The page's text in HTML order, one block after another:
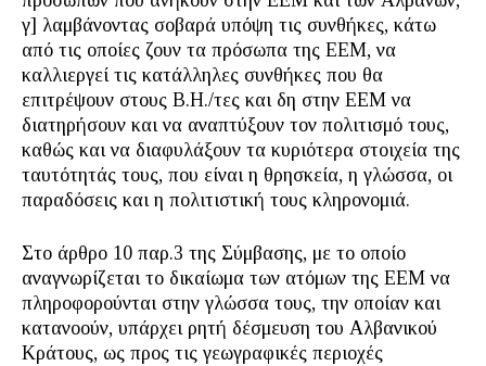
γ] λαμβάνοντας σοβαρά υπόψη τις συνθήκες, κάτω
από τις οποίες ζουν τα πρόσωπα της ΕΕΜ, να
καλλιεργεί τις κατάλληλες συνθήκες που θα
επιτρέψουν στους Β.Η./τες και δη στην ΕΕΜ να
διατηρήσουν και να αναπτύξουν τον πολιτισμό τους,
καθώς και να διαφυλάξουν τα κυριότερα στοιχεία της
ταυτότητάς τους, που είναι η θρησκεία, η γλώσσα, οι
παραδόσεις και η πολιτιστική τους κληρονομιά.
Στο άρθρο 10 παρ.3 της Σύμβασης, με το οποίο
αναγνωρίζεται το δικαίωμα των ατόμων της ΕΕΜ να
πληροφορούνται στην γλώσσα τους, την οποίαν και
κατανοούν, υπάρχει ρητή δέσμευση του Αλβανικού
Κράτους, ως προς τις γεωγραφικές περιοχές